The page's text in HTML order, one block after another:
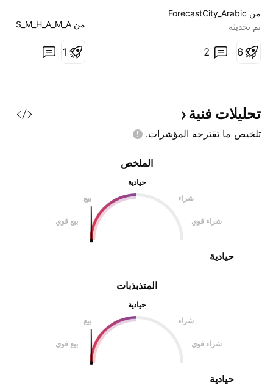
إذا كان الأمر كذلك، يمكن للتجار تعيين
أوامر بناءً على حركة السعر ويتوقعون
من ‎ForecastCity_Arabic‎
تم تحديثه
2 6
من ‎S_M_H_A_M_A‎
1
تحليلات فنية
تلخيص ما تقترحه المؤشرات.
المتذبذبات
حيادية
بيع
شراء
بيع قوي شراء قوي
حيادية
الملخص
حيادية
بيع
شراء
بيع قوي شراء قوي
حيادية